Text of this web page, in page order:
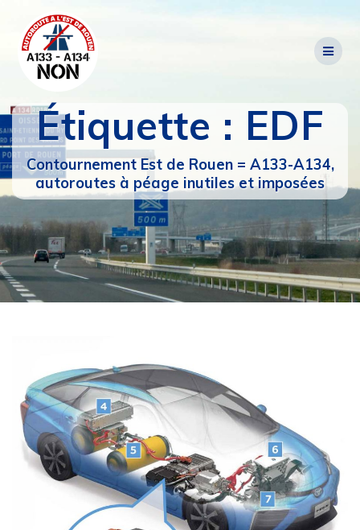
Étiquette : EDF
Contournement Est de Rouen = A133-A134,
autoroutes à péage inutiles et imposées